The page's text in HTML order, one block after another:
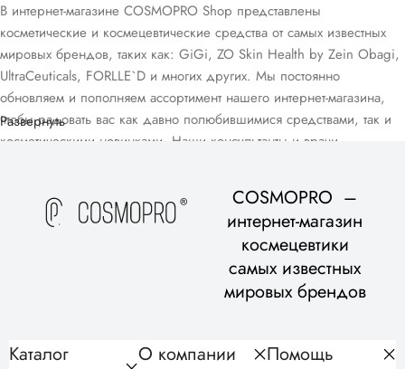
В интернет-магазине COSMOPRO Shop представлены
косметические и космецевтические средства от самых известных
мировых брендов, таких как: GiGi, ZO Skin Health by Zein Obagi,
UltraCeuticals, FORLLE`D и многих других. Мы постоянно
обновляем и пополняем ассортимент нашего интернет-магазина,
чтобы радовать вас как давно полюбившимися средствами, так и
косметическими новинками. Наши консультанты и врачи-
консультации.
Развернуть
COSMOPRO –
интернет-магазин
космецевтики
самых известных
мировых брендов
Каталог
О компании Помощь